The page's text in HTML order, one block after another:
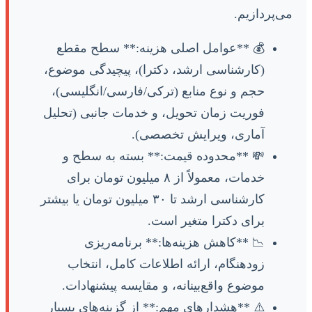
می‌پردازیم.
💰 **عوامل اصلی هزینه:** سطح مقطع
(کارشناسی ارشد، دکترا)، پیچیدگی موضوع،
حجم و نوع منابع (ترکی/فارسی/انگلیسی)،
فوریت زمان تحویل، و خدمات جانبی (تحلیل
آماری، ویرایش تخصصی).
💸 **محدوده قیمت:** بسته به سطح و
خدمات، معمولاً از ۸ میلیون تومان برای
کارشناسی ارشد تا ۳۰ میلیون تومان یا بیشتر
برای دکترا متغیر است.
📉 **کاهش هزینه‌ها:** برنامه‌ریزی
زودهنگام، ارائه اطلاعات کامل، انتخاب
موضوع واقع‌بینانه، و مقایسه پیشنهادات.
⚠️ **هشدارهای مهم:** از گزینه‌های بسیار